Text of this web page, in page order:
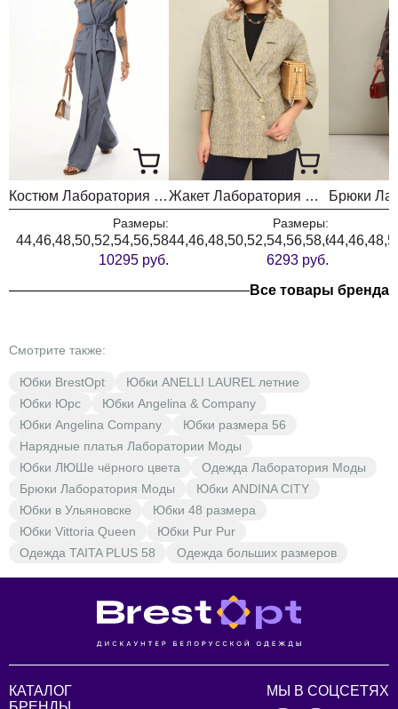
Костюм Лаборатория Моды К 5022 джинс
Размеры:
44,46,48,50,52,54,56,58
10295 руб.
Жакет Лаборатория Моды М 86 меланж
Размеры:
44,46,48,50,52,54,56,58,60
6293 руб.
Все товары бренда
Смотрите также:
Юбки BrestOpt
Юбки ANELLI LAUREL летние
Юбки Юрс
Юбки Angelina & Company
Юбки Angelina Company
Юбки размера 56
Нарядные платья Лаборатории Моды
Юбки ЛЮШе чёрного цвета
Одежда Лаборатория Моды
Брюки Лаборатория Моды
Юбки ANDINA CITY
Юбки в Ульяновске
Юбки 48 размера
Юбки Vittoria Queen
Юбки Pur Pur
Одежда TAITA PLUS 58
Одежда больших размеров
КАТАЛОГ
МЫ В СОЦСЕТЯХ